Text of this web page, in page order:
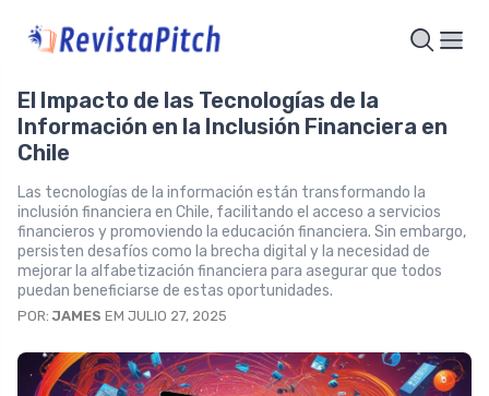
El Impacto de las Tecnologías de la
Información en la Inclusión Financiera en
Chile
Las tecnologías de la información están transformando la
inclusión financiera en Chile, facilitando el acceso a servicios
financieros y promoviendo la educación financiera. Sin embargo,
persisten desafíos como la brecha digital y la necesidad de
mejorar la alfabetización financiera para asegurar que todos
puedan beneficiarse de estas oportunidades.
POR:JAMES EM JULIO 27, 2025